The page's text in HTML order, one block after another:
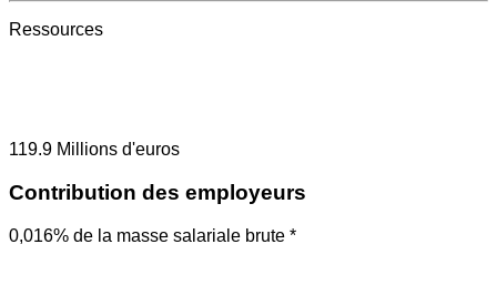
Ressources
119.9 Millions d'euros
Contribution des employeurs
0,016% de la masse salariale brute *